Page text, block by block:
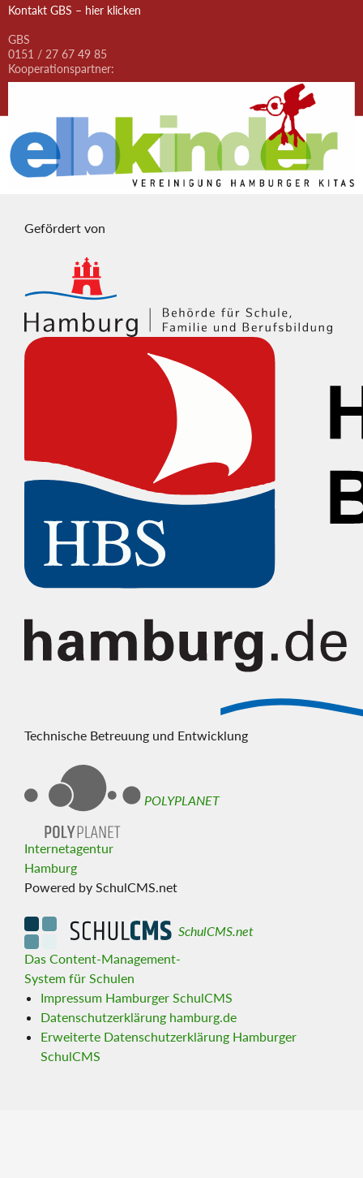
Kontakt GBS – hier klicken
GBS
0151 / 27 67 49 85
Kooperationspartner:
Gefördert von
Technische Betreuung und Entwicklung
POLYPLANET
Internetagentur
Hamburg
Powered by SchulCMS.net
SchulCMS.net
Das Content-Management-
System für Schulen
Impressum Hamburger SchulCMS
Datenschutzerklärung hamburg.de
Erweiterte Datenschutzerklärung Hamburger
SchulCMS